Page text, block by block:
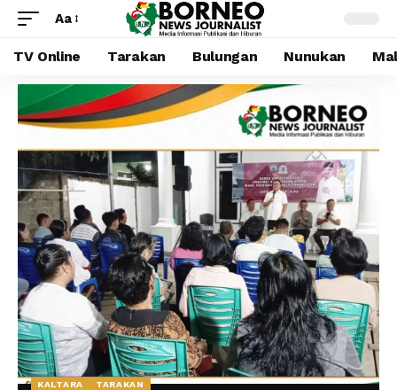
Aa
TV Online Tarakan Bulungan Nunukan
KALTARA TARAKAN